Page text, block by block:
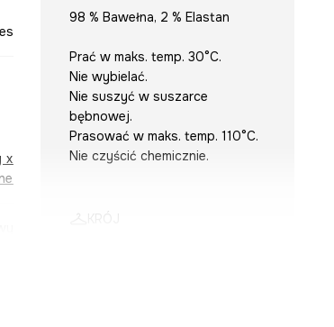
x
98 % Bawełna, 2 % Elastan
Prać w maks. temp. 30°C.
Nie wybielać.
Nie suszyć w suszarce
bębnowej.
Prasować w maks. temp. 110°C.
Nie czyścić chemicznie.